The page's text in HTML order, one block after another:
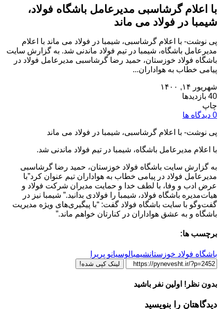
با اعلام گرشاسبی مدیرعامل باشگاه فولاد،
شیمبا در فولاد می ماند
پی نوشت- با اعلام گرشاسبی، شیمبا در فولاد می ماند با اعلام
مدیرعامل باشگاه، شیمبا در تیم فولاد ماندنی شد. به گزارش سایت
باشگاه فولاد خوزستان، حمید رضا گرشاسبی مدیرعامل فولاد در
پیامی خطاب به هواداران...
شهریور ۱۴, ۱۴۰۰
40 بازدیدها
چاپ
0 دیدگاه ها
پی نوشت- با اعلام گرشاسبی، شیمبا در فولاد می ماند
با اعلام مدیرعامل باشگاه، شیمبا در تیم فولاد ماندنی شد.
به گزارش سایت باشگاه فولاد خوزستان، حمید رضا گرشاسبی
مدیرعامل فولاد در پیامی خطاب به هواداران تیم عنوان کرد”با
عرض ادب و وفا، با لطف خدا و حمایت مدیران شرکت فولاد و
هیات‌مدیره باشگاه فولاد، شیمبا را فولادی بدانید.” شیمبا نیز در
گفت‌وگو با سایت باشگاه فولاد گفت: “با پیگیری‌های ویژه مدیریت
باشگاه و به عشق هواداران در کنارتان خواهم ماند.”
برچسب ها:
باشگاه فولاد خوزستانشیمبالوسیانو پریرا
لینک کپی شده!
بدون نظر! اولین نفر باشید
دیدگاهتان را بنویسید